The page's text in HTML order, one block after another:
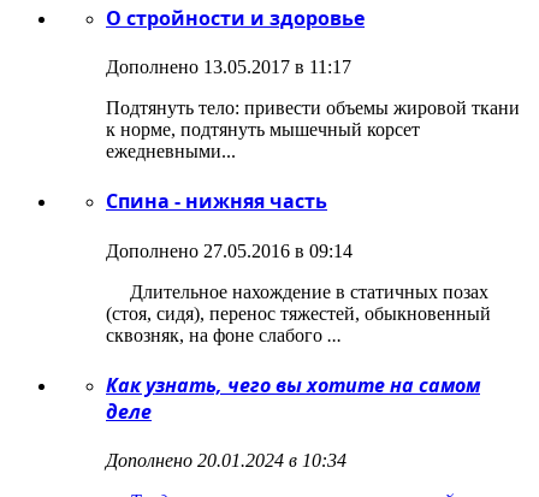
О стройности и здоровье
Дополнено 13.05.2017 в 11:17
Подтянуть тело: привести объемы жировой ткани
к норме, подтянуть мышечный корсет
ежедневными...
Спина - нижняя часть
Дополнено 27.05.2016 в 09:14
Длительное нахождение в статичных позах
(стоя, сидя), перенос тяжестей, обыкновенный
сквозняк, на фоне слабого ...
Как узнать, чего вы хотите на самом
деле
Дополнено 20.01.2024 в 10:34